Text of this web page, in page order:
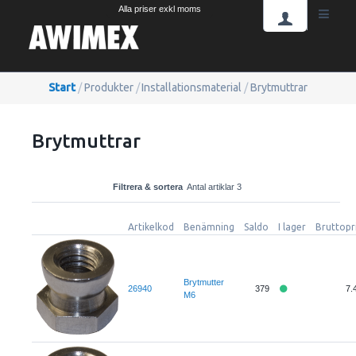
Alla priser exkl moms
Start /Produkter /Installationsmaterial /Brytmuttrar
Brytmuttrar
Filtrera & sortera Antal artiklar 3
Artikelkod Benämning Saldo I lager
26940
Brytmutter
M6
379